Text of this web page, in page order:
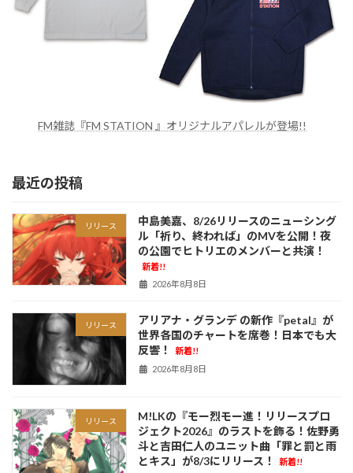
FM雑誌『FM STATION 』オリジナルアパレルが登場!!
最近の投稿
リリース
中島美嘉、8/26リリースのニューシング
ル「祈り、終われば」のMVを公開！夜
の公園でヒトリエのメンバーと共演！
新着!!
2026年8月8日
リリース
アリアナ・グランデ の新作『petal』が
世界各国のチャートを席巻！日本でも大
反響！
新着!!
2026年8月8日
リリース
M!LKの『モー烈モー進！リリースプロ
ジェクト2026』のラストを飾る！佐野勇
斗と吉田仁人のユニット曲「罪と罰と雨
とキス」が8/3にリリース！
新着!!